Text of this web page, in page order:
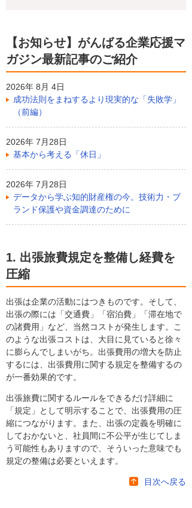
【お知らせ】がんばる企業応援マ
ガジン最新記事のご紹介
2026年 8月 4日
成功法則をまねするより現実的な「失敗学」
（前編）
2026年 7月28日
基本から考える「休日」
2026年 7月28日
データから学ぶ知的財産権の今。技術力・ブ
ランド保護や資金調達のために
1. 出張旅費規定を整備し経費を
圧縮
出張は企業の活動にはつきものです。そして、
出張の際には「交通費」「宿泊費」「滞在地で
の諸費用」など、当然コストが発生します。こ
のような出張コストは、大目に見ていると徐々
に膨らんでしまいがち。出張費用の増大を防止
するには、出張費用に関する規定を整備するの
が一番効果的です。
出張旅費に関するルールをできるだけ詳細に
「規定」として明示することで、出張費用の圧
縮につながります。また、出張の定義を明確に
しておかないと、社員間に不公平が生じてしま
う可能性もありますので、そういった意味でも
規定の整備は必要といえます。
目次へ戻る